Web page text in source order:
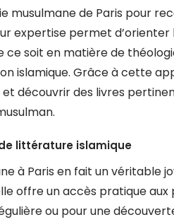
musulmane de Paris pour
expertise permet d’orienter
soit en matière de
islamique. Grâce à cette
découvrir des livres
littérature islamique
à Paris en fait un véritable
offre un accès pratique aux
ou pour une